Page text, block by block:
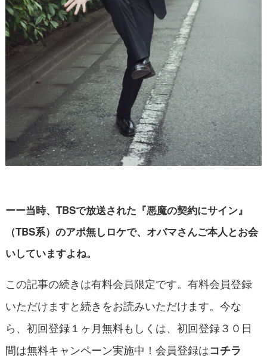
ーー当時、TBSで放送された『悪魔の契約にサイン』
（TBS系）のアポ無しロケで、オバマさんご本人とお会
いしていますよね。
この記事の続きは有料会員限定です。有料会員登録
いただけますと続きをお読みいただけます。今な
ら、初回登録１ヶ月無料もしくは、初回登録３０日
間は無料キャンペーン実施中！会員登録はコチラ